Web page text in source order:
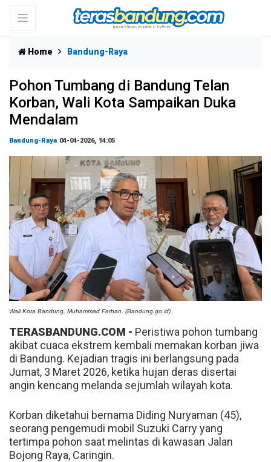
Home Bandung-Raya
Pohon Tumbang di Bandung Telan
Korban, Wali Kota Sampaikan Duka
Mendalam
Bandung-Raya 04-04-2026, 14:05
Wali Kota Bandung, Muhammad Farhan. (Bandung.go.id)
TERASBANDUNG.COM - Peristiwa pohon tumbang
akibat cuaca ekstrem kembali memakan korban jiwa
di Bandung. Kejadian tragis ini berlangsung pada
Jumat, 3 Maret 2026, ketika hujan deras disertai
angin kencang melanda sejumlah wilayah kota.
Korban diketahui bernama Diding Nuryaman (45),
seorang pengemudi mobil Suzuki Carry yang
tertimpa pohon saat melintas di kawasan Jalan
Bojong Raya, Caringin.